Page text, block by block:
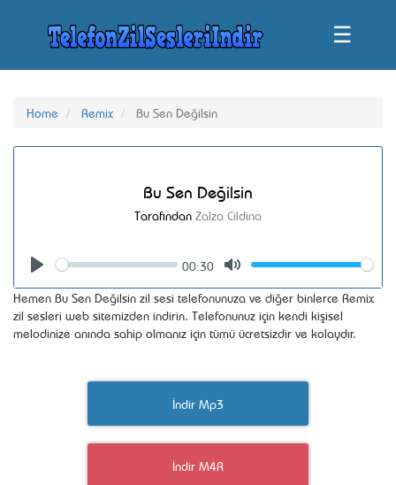
☰
Home Remix Bu Sen Değilsin
Bu Sen Değilsin
Tarafından Zalza Cildina
Seek
00:30
Volume
Hemen Bu Sen Değilsin zil sesi telefonunuza ve diğer binlerce Remix
zil sesleri web sitemizden indirin. Telefonunuz için kendi kişisel
melodinize anında sahip olmanız için tümü ücretsizdir ve kolaydır.
İndir Mp3
İndir M4R